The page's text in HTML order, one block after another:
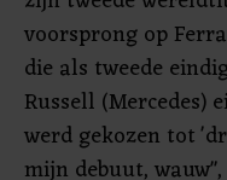
voorsprong op
die als tweede
Russell (Mercedes)
werd gekozen tot
mijn debuut,